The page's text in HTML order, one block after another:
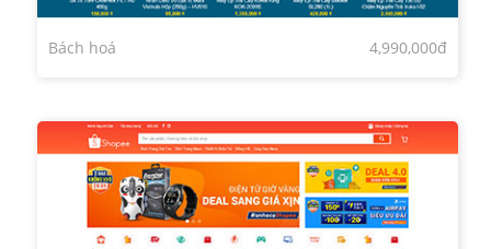
Bách hoá 4,990,000đ